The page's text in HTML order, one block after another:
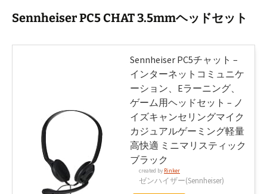
Sennheiser PC5 CHAT 3.5mmヘッドセット
Sennheiser PC5チャット –
インターネットコミュニケ
ーション、Eラーニング、
ゲーム用ヘッドセット – ノ
イズキャンセリングマイク
カジュアルゲーミング軽量
高快適 ミニマリスティック
ブラック
created by Rinker
ゼンハイザー(Sennheiser)